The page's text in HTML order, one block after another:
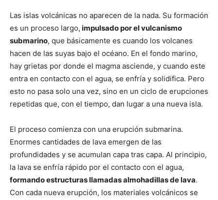
Las islas volcánicas no aparecen de la nada. Su formación
es un proceso largo, impulsado por el vulcanismo
submarino, que básicamente es cuando los volcanes
hacen de las suyas bajo el océano. En el fondo marino,
hay grietas por donde el magma asciende, y cuando este
entra en contacto con el agua, se enfría y solidifica. Pero
esto no pasa solo una vez, sino en un ciclo de erupciones
repetidas que, con el tiempo, dan lugar a una nueva isla.
El proceso comienza con una erupción submarina.
Enormes cantidades de lava emergen de las
profundidades y se acumulan capa tras capa. Al principio,
la lava se enfría rápido por el contacto con el agua,
formando estructuras llamadas almohadillas de lava.
Con cada nueva erupción, los materiales volcánicos se